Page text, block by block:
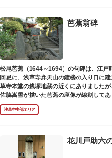
芭蕉翁碑
松尾芭蕉（1644～1694）の句碑は、江戸
回忌に、浅草寺弁天山の鐘楼の入り口に
草寺本堂の銭塚地蔵の近くにありましたが
佐脇嵩雪が描いた芭蕉の座像が線刻して
碑石も欠損し、碑面の判読も困難となって
浅草中央部エリア
花川戸助六